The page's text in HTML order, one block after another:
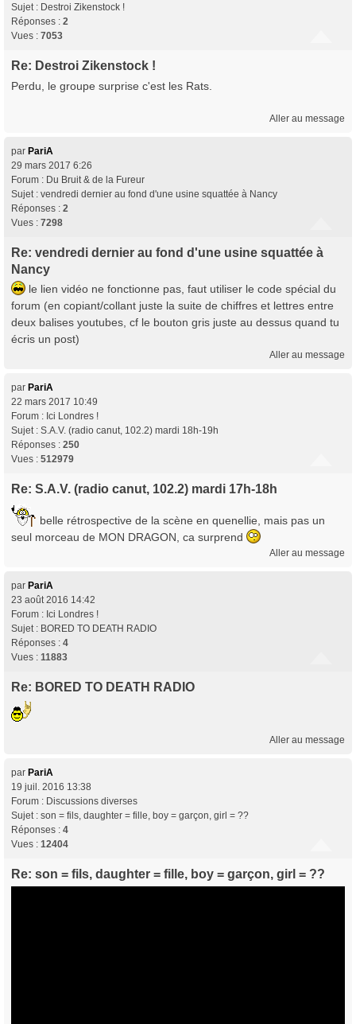
Sujet : Destroi Zikenstock !
Réponses : 2
Vues : 7053
Re: Destroi Zikenstock !
Perdu, le groupe surprise c'est les Rats.
Aller au message
par PariA
29 mars 2017 6:26
Forum : Du Bruit & de la Fureur
Sujet : vendredi dernier au fond d'une usine squattée à Nancy
Réponses : 2
Vues : 7298
Re: vendredi dernier au fond d'une usine squattée à
Nancy
le lien vidéo ne fonctionne pas, faut utiliser le code spécial du
forum (en copiant/collant juste la suite de chiffres et lettres entre
deux balises youtubes, cf le bouton gris juste au dessus quand tu
écris un post)
Aller au message
par PariA
22 mars 2017 10:49
Forum : Ici Londres !
Sujet : S.A.V. (radio canut, 102.2) mardi 18h-19h
Réponses : 250
Vues : 512979
Re: S.A.V. (radio canut, 102.2) mardi 17h-18h
belle rétrospective de la scène en quenellie, mais pas un
seul morceau de MON DRAGON, ca surprend
Aller au message
par PariA
23 août 2016 14:42
Forum : Ici Londres !
Sujet : BORED TO DEATH RADIO
Réponses : 4
Vues : 11883
Re: BORED TO DEATH RADIO
Aller au message
par PariA
19 juil. 2016 13:38
Forum : Discussions diverses
Sujet : son = fils, daughter = fille, boy = garçon, girl = ??
Réponses : 4
Vues : 12404
Re: son = fils, daughter = fille, boy = garçon, girl = ??